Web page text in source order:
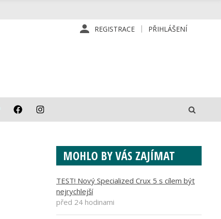
REGISTRACE PŘIHLÁŠENÍ
MOHLO BY VÁS ZAJÍMAT
TEST! Nový Specialized Crux 5 s cílem být
nejrychlejší
před 24 hodinami